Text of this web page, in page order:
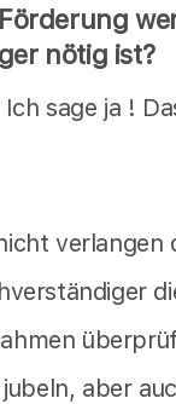
nötig ist?
sage ja !
verlangen
aber